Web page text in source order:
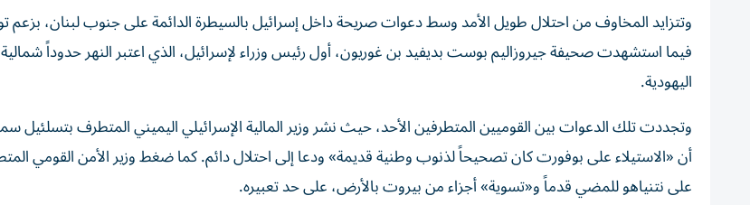
وتتزايد المخاوف من احتلال طويل الأمد وسط دعوات صريحة داخل إسرائيل بالسيطرة الدائمة على جنوب لبنان، بزعم
فيما استشهدت صحيفة جيروزاليم بوست بديفيد بن غوريون، أول رئيس وزراء لإسرائيل، الذي اعتبر النهر حدوداً
اليهودية.
وتجددت تلك الدعوات بين القوميين المتطرفين الأحد، حيث نشر وزير المالية الإسرائيلي اليميني المتطرف
أن «الاستيلاء على بوفورت كان تصحيحاً لذنوب وطنية قديمة» ودعا إلى احتلال دائم. كما ضغط وزير الأمن القومي
على نتنياهو للمضي قدماً و«تسوية» أجزاء من بيروت بالأرض، على حد تعبيره.